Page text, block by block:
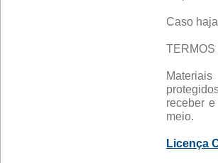
Caso
receber
meio.
Licença